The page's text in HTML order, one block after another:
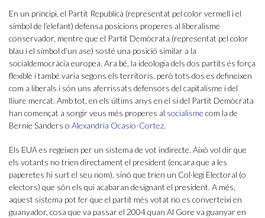
En un principi, el Partit Republicà (representat pel color vermell i el
símbol de l’elefant) defensa posicions properes al liberalisme
conservador, mentre que el Partit Demòcrata (representat pel color
blau i el símbol d’un ase) sosté una posició similar a la
socialdemocràcia europea. Ara bé, la ideologia dels dos partits és força
flexible i també varia segons els territoris, però tots dos es defineixen
com a liberals i són uns aferrissats defensors del capitalisme i del
lliure mercat. Amb tot, en els últims anys en el si del Partit Demòcrata
han començat a sorgir veus més properes al socialisme com la de
Bernie Sanders o Alexandria Ocasio-Cortez.
Els EUA es regeixen per un sistema de vot indirecte. Això vol dir que
els votants no trien directament el president (encara que a les
paperetes hi surt el seu nom), sinó que trien un Col·legi Electoral (o
electors) que són els qui acabaran designant el president. A més,
aquest sistema pot fer que el partit més votat no es converteixi en
guanyador, cosa que va passar el 2004 quan Al Gore va guanyar en